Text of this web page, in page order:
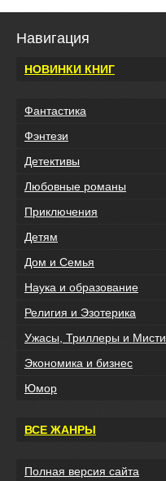
Навигация
НОВИНКИ КНИГ
Фантастика
Фэнтези
Детективы
Любовные романы
Приключения
Детям
Дом и Семья
Наука и образование
Религия и Эзотерика
Ужасы, Триллеры и
Экономика и бизнес
Юмор
ВСЕ ЖАНРЫ
Полная версия сайта